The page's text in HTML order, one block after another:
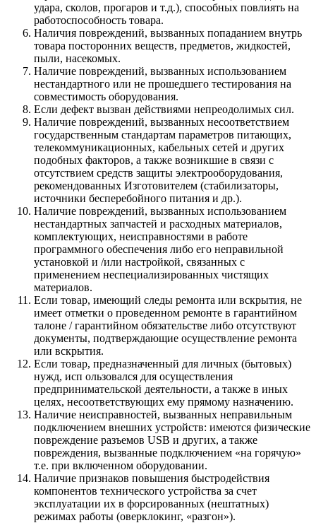
удара, сколов, прогаров и т.д.), способных повлиять на
работоспособность товара.
Наличия повреждений, вызванных попаданием внутрь
товара посторонних веществ, предметов, жидкостей,
пыли, насекомых.
Наличие повреждений, вызванных использованием
нестандартного или не прошедшего тестирования на
совместимость оборудования.
Если дефект вызван действиями непреодолимых сил.
Наличие повреждений, вызванных несоответствием
государственным стандартам параметров питающих,
телекоммуникационных, кабельных сетей и других
подобных факторов, а также возникшие в связи с
отсутствием средств защиты электрооборудования,
рекомендованных Изготовителем (стабилизаторы,
источники бесперебойного питания и др.).
Наличие повреждений, вызванных использованием
нестандартных запчастей и расходных материалов,
комплектующих, неисправностями в работе
программного обеспечения либо его неправильной
установкой и /или настройкой, связанных с
применением неспециализированных чистящих
материалов.
Если товар, имеющий следы ремонта или вскрытия, не
имеет отметки о проведенном ремонте в гарантийном
талоне / гарантийном обязательстве либо отсутствуют
документы, подтверждающие осуществление ремонта
или вскрытия.
Если товар, предназначенный для личных (бытовых)
нужд, исп ользовался для осуществления
предпринимательской деятельности, а также в иных
целях, несоответствующих ему прямому назначению.
Наличие неисправностей, вызванных неправильным
подключением внешних устройств: имеются физические
повреждение разъемов USB и других, а также
повреждения, вызванные подключением «на горячую»
т.е. при включенном оборудовании.
Наличие признаков повышения быстродействия
компонентов технического устройства за счет
эксплуатации их в форсированных (нештатных)
режимах работы (оверклокинг, «разгон»).